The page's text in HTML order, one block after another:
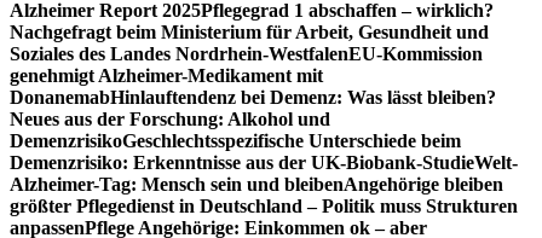
Alzheimer Report 2025Pflegegrad 1 abschaffen – wirklich?
Nachgefragt beim Ministerium für Arbeit, Gesundheit und
Soziales des Landes Nordrhein-WestfalenEU-Kommission
genehmigt Alzheimer-Medikament mit
DonanemabHinlauftendenz bei Demenz: Was lässt bleiben?
Neues aus der Forschung: Alkohol und
DemenzrisikoGeschlechtsspezifische Unterschiede beim
Demenzrisiko: Erkenntnisse aus der UK-Biobank-StudieWelt-
Alzheimer-Tag: Mensch sein und bleibenAngehörige bleiben
größter Pflegedienst in Deutschland – Politik muss Strukturen
anpassenPflege Angehörige: Einkommen ok – aber